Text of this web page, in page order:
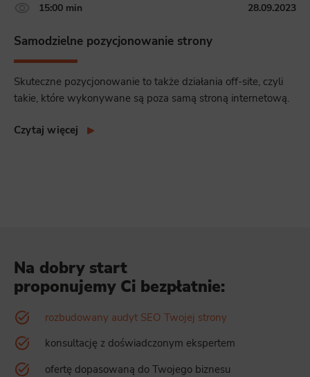
15:00 min 28.09.2023
Samodzielne pozycjonowanie strony
Skuteczne pozycjonowanie to także działania off-site, czyli
takie, które wykonywane są poza samą stroną internetową.
Czytaj więcej
Na dobry start
proponujemy Ci bezpłatnie:
rozbudowany audyt SEO Twojej strony
konsultację z doświadczonym ekspertem
ofertę dopasowaną do Twojego biznesu